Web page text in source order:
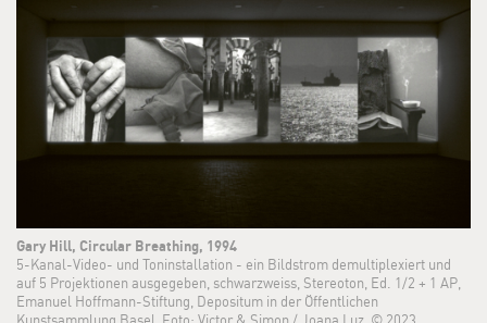
Gary Hill, Circular Breathing, 1994
5-Kanal-Video- und Toninstallation - ein Bildstrom demultiplexiert und
auf 5 Projektionen ausgegeben, schwarzweiss, Stereoton, Ed. 1/2 + 1 AP,
Emanuel Hoffmann-Stiftung, Depositum in der Öffentlichen